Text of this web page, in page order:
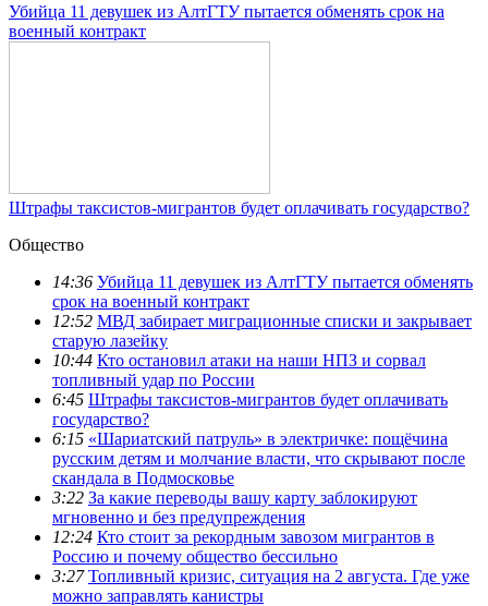
Убийца 11 девушек из АлтГТУ пытается обменять срок на
военный контракт
Штрафы таксистов-мигрантов будет оплачивать государство?
Общество
14:36 Убийца 11 девушек из АлтГТУ пытается обменять
срок на военный контракт
12:52 МВД забирает миграционные списки и закрывает
старую лазейку
10:44 Кто остановил атаки на наши НПЗ и сорвал
топливный удар по России
6:45 Штрафы таксистов-мигрантов будет оплачивать
государство?
6:15 «Шариатский патруль» в электричке: пощёчина
русским детям и молчание власти, что скрывают после
скандала в Подмосковье
3:22 За какие переводы вашу карту заблокируют
мгновенно и без предупреждения
12:24 Кто стоит за рекордным завозом мигрантов в
Россию и почему общество бессильно
3:27 Топливный кризис, ситуация на 2 августа. Где уже
можно заправлять канистры